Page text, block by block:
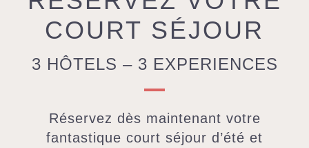
COURT SÉJOUR
3 HÔTELS – 3 EXPERIENCES
Réservez dès maintenant votre
fantastique court séjour d’été et